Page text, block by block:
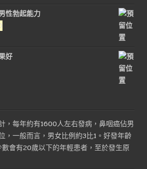
：
。
性勃起能力
價
格：
好
，每年約有1600人左右發病，鼻咽癌佔男
，一般而言，男女比例約3比1。好發年齡
會有20歲以下的年輕患者，至於發生原